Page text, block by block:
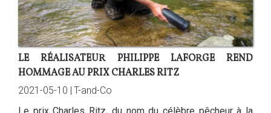
LE RÉALISATEUR PHILIPPE LAFORGE REND
HOMMAGE AU PRIX CHARLES RITZ
2021-05-10 | T-and-Co